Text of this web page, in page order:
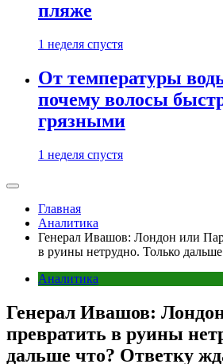
пляже
1 неделя спустя
От температуры
почему волосы
грязными
1 неделя спустя
Главная
Аналитика
Генерал Ивашов: Лондон или
в руины нетрудно. Только
Аналитика
Генерал Ивашов:
превратить в руины
дальше что? Ответку